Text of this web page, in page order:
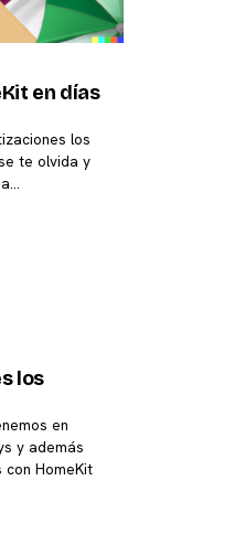
en días
los
te olvida y
los
en
y además
HomeKit